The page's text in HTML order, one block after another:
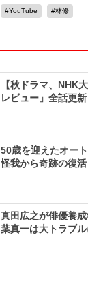
YouTube 林修
【秋ドラマ、NHK
レビュー」全話更新
50歳を迎えたオー
怪我から奇跡の復
真田広之が俳優養
葉真一は大トラブ